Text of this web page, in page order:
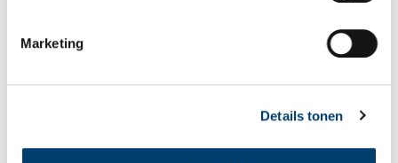
Marketing
Details tonen
Een jaar rond in de Eendenkooi ’t Zand